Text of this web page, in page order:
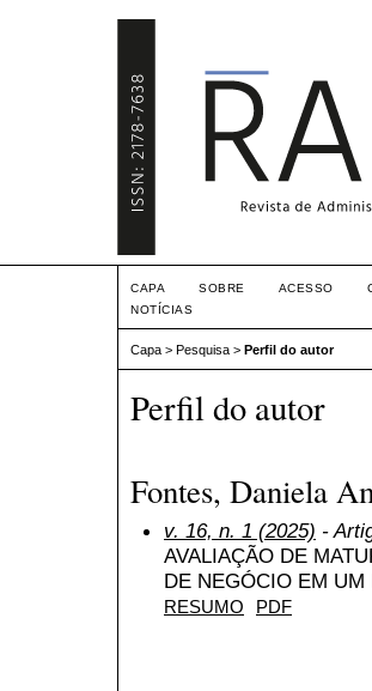
CAPA SOBRE ACESSO
NOTÍCIAS
Capa > Pesquisa > Perfil do autor
Perfil do autor
Fontes, Daniela
v. 16, n. 1 (2025) -
AVALIAÇÃO DE
DE NEGÓCIO EM
RESUMO PDF